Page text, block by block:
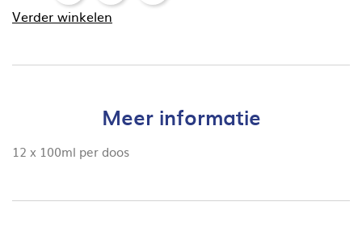
Verder winkelen
Meer informatie
12 x 100ml per doos